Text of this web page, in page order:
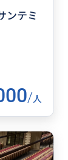
ンテミ
/人